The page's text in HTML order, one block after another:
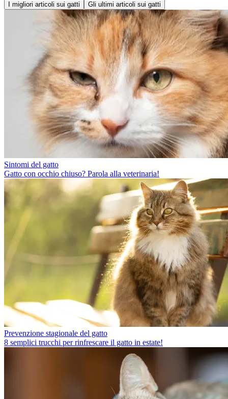
I migliori articoli sui gatti Gli ultimi articoli sui gatti
Sintomi del gatto
Gatto con occhio chiuso? Parola alla veterinaria!
Prevenzione stagionale del gatto
8 semplici trucchi per rinfrescare il gatto in estate!